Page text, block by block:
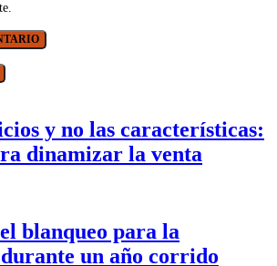
y no las características:
dinamizar la venta
blanqueo para la
un año corrido